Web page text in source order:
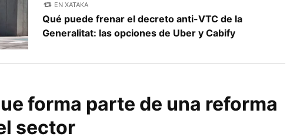
EN XATAKA
Qué puede frenar el decreto anti-VTC de la
Generalitat: las opciones de Uber y Cabify
forma parte de una reforma
sector